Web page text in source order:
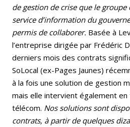
de gestion de crise que le groupe
service d’information du
permis de collaborer. Basée à
l’entreprise dirigée par Frédéric
derniers mois des contrats
SoLocal (ex-Pages Jaunes)
à la fois une solution de gestion
mais elle intervient également en
télécom. Nos solutions sont
contrats, à partir de quelques